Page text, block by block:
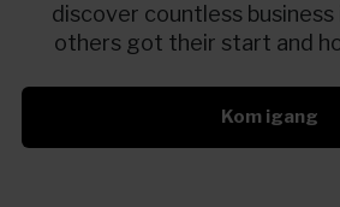
Prøv en måned
discover countless business
others got their start and
Kom igang